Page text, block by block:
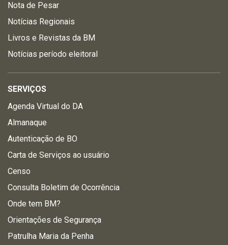
Nota de Pesar
Notícias Regionais
Livros e Revistas da BM
Notícias período eleitoral
SERVIÇOS
Agenda Virtual do DA
Almanaque
Autenticação de BO
Carta de Serviços ao usuário
Censo
Consulta Boletim de Ocorrência
Onde tem BM?
Orientações de Segurança
Patrulha Maria da Penha